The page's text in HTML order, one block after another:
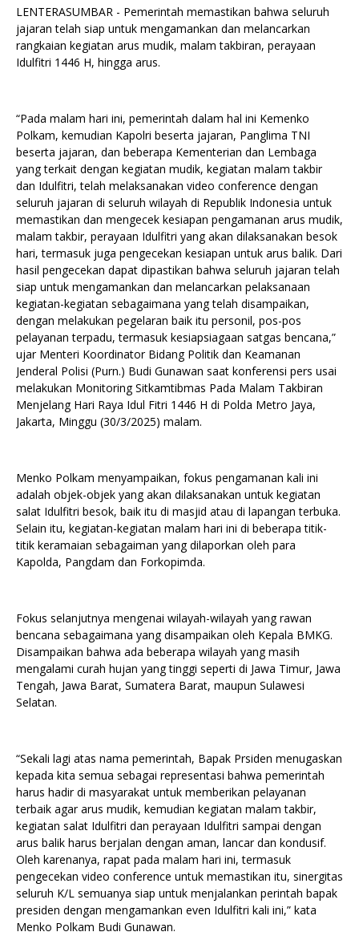
LENTERASUMBAR - Pemerintah memastikan bahwa seluruh
jajaran telah siap untuk mengamankan dan melancarkan
rangkaian kegiatan arus mudik, malam takbiran, perayaan
Idulfitri 1446 H, hingga arus.
“Pada malam hari ini, pemerintah dalam hal ini Kemenko
Polkam, kemudian Kapolri beserta jajaran, Panglima TNI
beserta jajaran, dan beberapa Kementerian dan Lembaga
yang terkait dengan kegiatan mudik, kegiatan malam takbir
dan Idulfitri, telah melaksanakan video conference dengan
seluruh jajaran di seluruh wilayah di Republik Indonesia untuk
memastikan dan mengecek kesiapan pengamanan arus mudik,
malam takbir, perayaan Idulfitri yang akan dilaksanakan besok
hari, termasuk juga pengecekan kesiapan untuk arus balik. Dari
hasil pengecekan dapat dipastikan bahwa seluruh jajaran telah
siap untuk mengamankan dan melancarkan pelaksanaan
kegiatan-kegiatan sebagaimana yang telah disampaikan,
dengan melakukan pegelaran baik itu personil, pos-pos
pelayanan terpadu, termasuk kesiapsiagaan satgas bencana,”
ujar Menteri Koordinator Bidang Politik dan Keamanan
Jenderal Polisi (Purn.) Budi Gunawan saat konferensi pers usai
melakukan Monitoring Sitkamtibmas Pada Malam Takbiran
Menjelang Hari Raya Idul Fitri 1446 H di Polda Metro Jaya,
Jakarta, Minggu (30/3/2025) malam.
Menko Polkam menyampaikan, fokus pengamanan kali ini
adalah objek-objek yang akan dilaksanakan untuk kegiatan
salat Idulfitri besok, baik itu di masjid atau di lapangan terbuka.
Selain itu, kegiatan-kegiatan malam hari ini di beberapa titik-
titik keramaian sebagaiman yang dilaporkan oleh para
Kapolda, Pangdam dan Forkopimda.
Fokus selanjutnya mengenai wilayah-wilayah yang rawan
bencana sebagaimana yang disampaikan oleh Kepala BMKG.
Disampaikan bahwa ada beberapa wilayah yang masih
mengalami curah hujan yang tinggi seperti di Jawa Timur, Jawa
Tengah, Jawa Barat, Sumatera Barat, maupun Sulawesi
Selatan.
“Sekali lagi atas nama pemerintah, Bapak Prsiden menugaskan
kepada kita semua sebagai representasi bahwa pemerintah
harus hadir di masyarakat untuk memberikan pelayanan
terbaik agar arus mudik, kemudian kegiatan malam takbir,
kegiatan salat Idulfitri dan perayaan Idulfitri sampai dengan
arus balik harus berjalan dengan aman, lancar dan kondusif.
Oleh karenanya, rapat pada malam hari ini, termasuk
pengecekan video conference untuk memastikan itu, sinergitas
seluruh K/L semuanya siap untuk menjalankan perintah bapak
presiden dengan mengamankan even Idulfitri kali ini,” kata
Menko Polkam Budi Gunawan.